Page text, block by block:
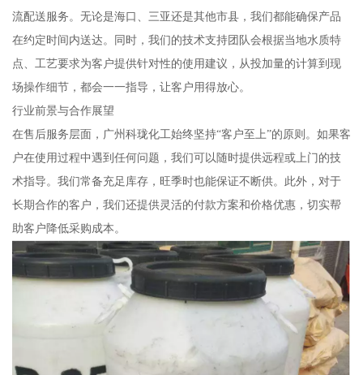
流配送服务。无论是海口、三亚还是其他市县，我们都能确保产品
在约定时间内送达。同时，我们的技术支持团队会根据当地水质特
点、工艺要求为客户提供针对性的使用建议，从投加量的计算到现
场操作细节，都会一一指导，让客户用得放心。
行业前景与合作展望
在售后服务层面，广州科珑化工始终坚持“客户至上”的原则。如果客
户在使用过程中遇到任何问题，我们可以随时提供远程或上门的技
术指导。我们常备充足库存，旺季时也能保证不断供。此外，对于
长期合作的客户，我们还提供灵活的付款方案和价格优惠，切实帮
助客户降低采购成本。